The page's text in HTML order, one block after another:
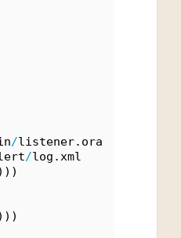
/listener.ora
/log.xml